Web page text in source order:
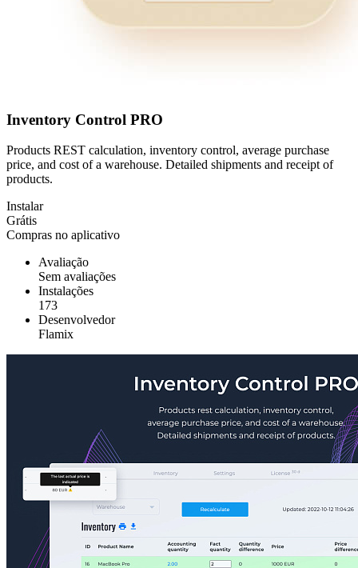
Inventory Control PRO
Products REST calculation, inventory control, average purchase
price, and cost of a warehouse. Detailed shipments and receipt of
products.
Instalar
Grátis
Compras no aplicativo
Avaliação
Sem avaliações
Instalações
173
Desenvolvedor
Flamix